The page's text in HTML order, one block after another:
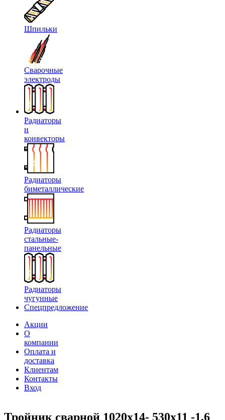
Шпильки
Сварочные
электроды
Радиаторы
и
конвекторы
Радиаторы
биметаллические
Радиаторы
стальные-
панельные
Радиаторы
чугунные
Спецпредложение
Акции
О
компании
Оплата и
доставка
Клиентам
Контакты
Вход
Тройник сварной 1020х14- 530х11 -1,6